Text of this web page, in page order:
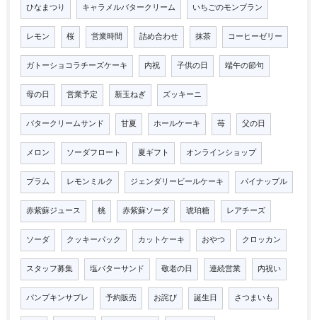
ひなまつり キャラメルバタークリーム いちごのモンブラン
レモン 桜 営業時間 詰め合わせ 抹茶 コーヒーゼリー
ガトーショコラチーズケーキ 内祝 子供の日 端午の節句
母の日 営業予定 新玉ねぎ ズッキーニ
バタークリームサンド 甘夏 ホールケーキ 苺 父の日
メロン ソーダフロート 夏ギフト オンラインショップ
プラム レモンミルク ジェンダリービールケーキ パイナップル
赤紫蘇ジュース 桃 赤紫蘇ソーダ 琥珀糖 レアチーズ
ソーダ クッキーパック カットケーキ おやつ クロッカン
スタッフ募集 塩バターサンド 敬老の日 連続営業 内祝い
パンプキンサブレ 予約販売 お詫び 誕生日 さつまいも